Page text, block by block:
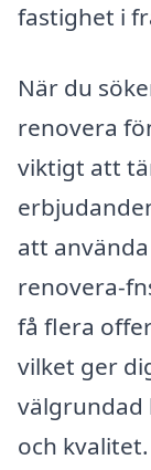
fastighet i
När du
renovera
viktigt att
att
renovera-
få flera
vilket ger
välgrundad
och